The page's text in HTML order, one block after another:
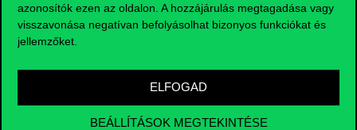
azonosítók ezen az oldalon. A hozzájárulás megtagadása vagy
visszavonása negatívan befolyásolhat bizonyos funkciókat és
jellemzőket.
ELFOGAD
BEÁLLÍTÁSOK MEGTEKINTÉSE